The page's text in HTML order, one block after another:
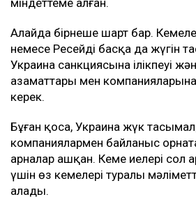
міндеттеме алған.
Алайда бірнеше шарт бар.
немесе Ресейдің басқа да жүгін
Украина санкциясына ілікпеуі
азаматтары мен компанияларына
керек.
Бұған қоса, Украина жүк
компаниялармен байланыс
арналар ашқан. Кеме иелері сол
үшін өз кемелері туралы
алады.